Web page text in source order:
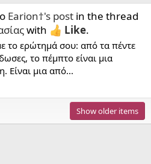
Earion†'s post in the thread
with Like.
το ερώτημά σου: από τα πέντε
το πέμπτο είναι μια
Είναι μια από...
Show older items